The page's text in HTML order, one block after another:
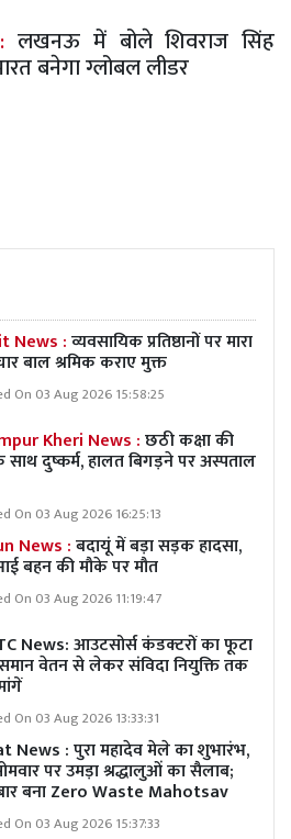
लखनऊ में बोले शिवराज सिंह
बनेगा ग्लोबल लीडर
News :व्यवसायिक प्रतिष्ठानों पर मारा
बाल श्रमिक कराए मुक्त
On 03 Aug 2026 15:58:25
Kheri News :छठी कक्षा की
साथ दुष्कर्म, हालत बिगड़ने पर अस्पताल
On 03 Aug 2026 16:25:13
News :बदायूं में बड़ा सड़क हादसा,
बहन की मौके पर मौत
On 03 Aug 2026 11:19:47
News: आउटसोर्स कंडक्टरों का फूटा
वेतन से लेकर संविदा नियुक्ति तक
On 03 Aug 2026 13:33:31
News : पुरा महादेव मेले का शुभारंभ,
पर उमड़ा श्रद्धालुओं का सैलाब;
बना Zero Waste Mahotsav
On 03 Aug 2026 15:37:33